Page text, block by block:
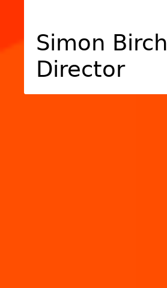
Simon Birch
Director